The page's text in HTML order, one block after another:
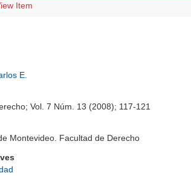
Item
E.
Vol. 7 Núm. 13 (2008); 117-121
Montevideo. Facultad de Derecho